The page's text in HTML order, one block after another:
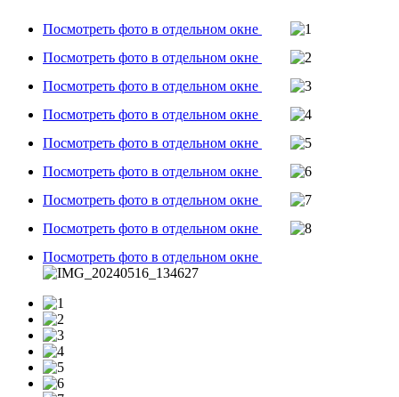
Посмотреть фото в отдельном окне
Посмотреть фото в отдельном окне
Посмотреть фото в отдельном окне
Посмотреть фото в отдельном окне
Посмотреть фото в отдельном окне
Посмотреть фото в отдельном окне
Посмотреть фото в отдельном окне
Посмотреть фото в отдельном окне
Посмотреть фото в отдельном окне